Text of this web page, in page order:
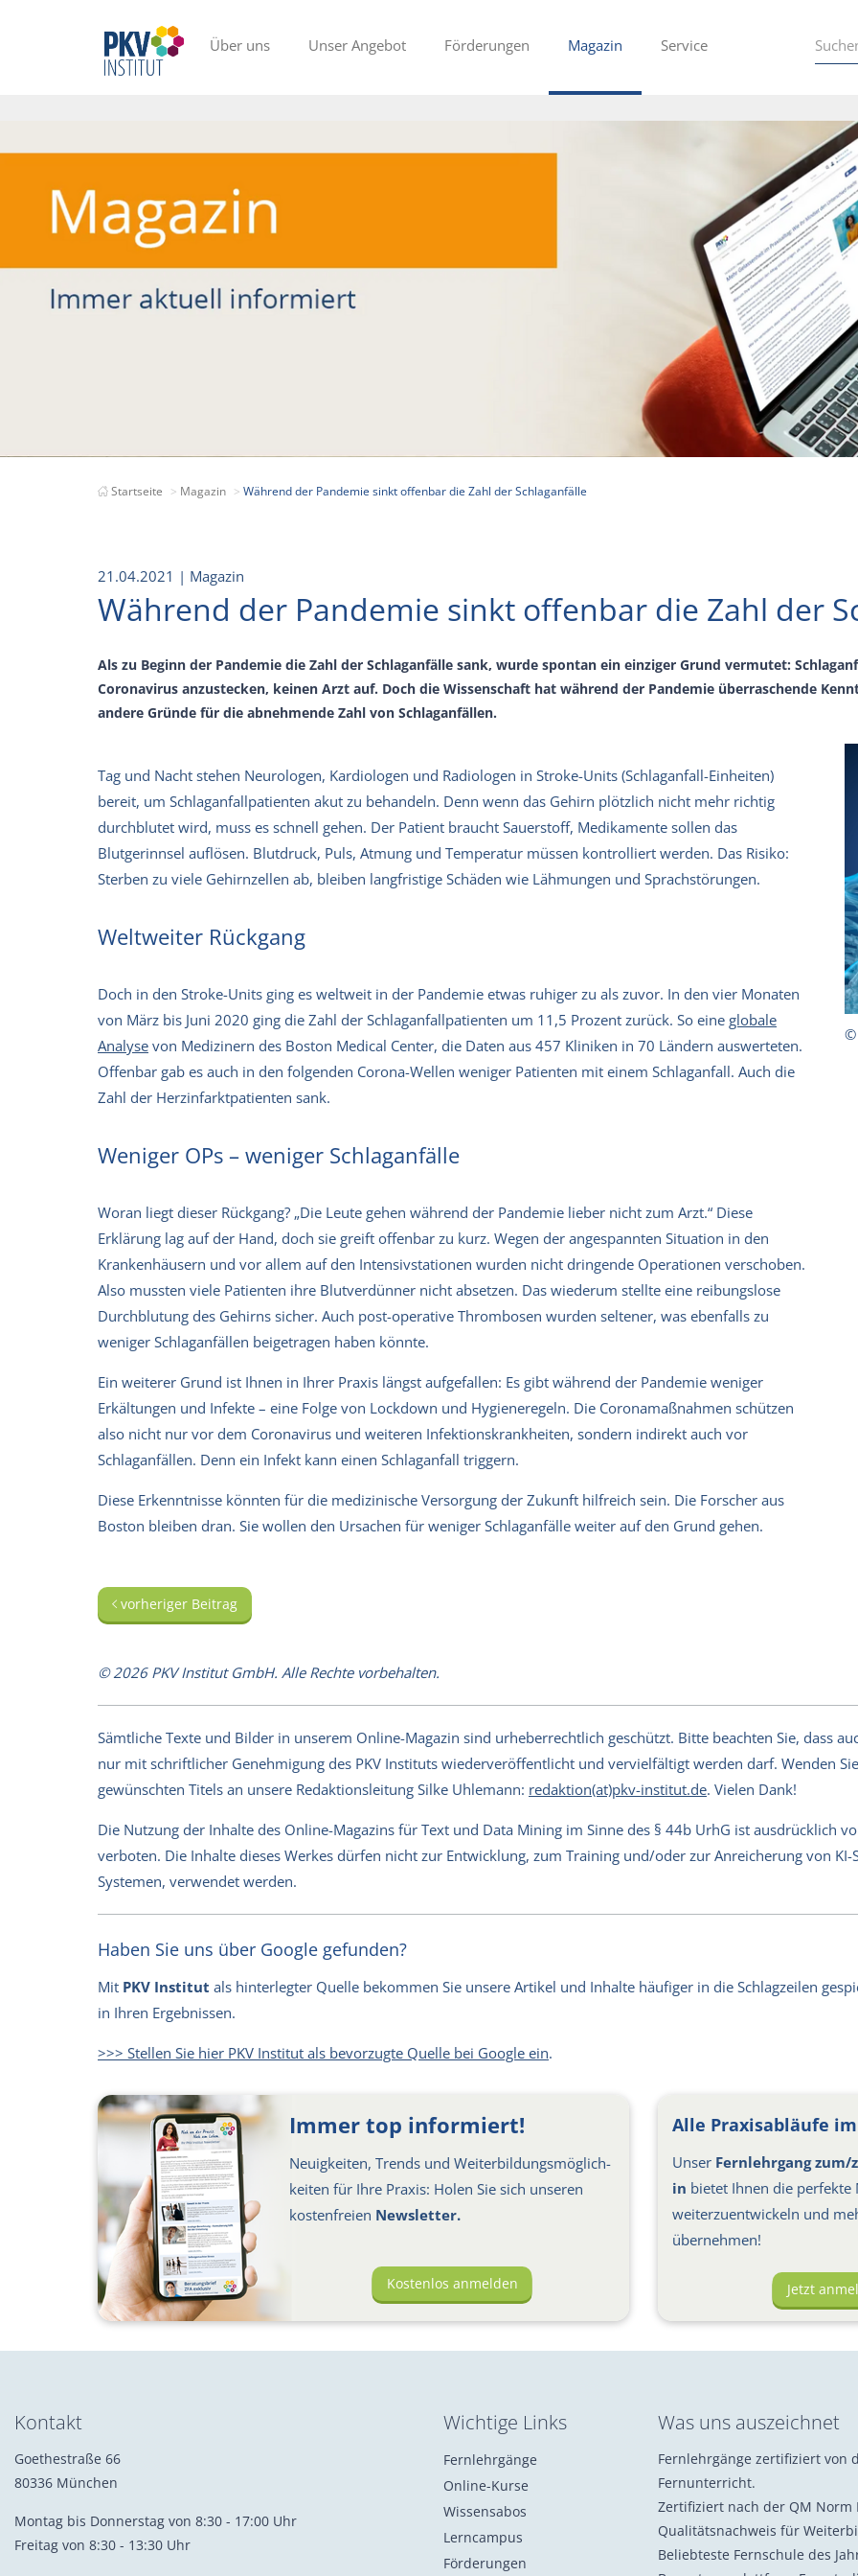
Über uns Unser Angebot Förderungen Magazin Service
Startseite Magazin Während der Pandemie sinkt offenbar die Zahl der Schlaganfälle
21.04.2021 | Magazin
Während der Pandemie sinkt offenbar die Zahl der
Als zu Beginn der Pandemie die Zahl der Schlaganfälle sank, wurde spontan ein einziger Grund vermutet:
Coronavirus anzustecken, keinen Arzt auf. Doch die Wissenschaft hat während der Pandemie überraschende
andere Gründe für die abnehmende Zahl von Schlaganfällen.
Tag und Nacht stehen Neurologen, Kardiologen und Radiologen in Stroke-Units (Schlaganfall-Einheiten)
bereit, um Schlaganfallpatienten akut zu behandeln. Denn wenn das Gehirn plötzlich nicht mehr richtig
durchblutet wird, muss es schnell gehen. Der Patient braucht Sauerstoff, Medikamente sollen das
Blutgerinnsel auflösen. Blutdruck, Puls, Atmung und Temperatur müssen kontrolliert werden. Das Risiko:
Sterben zu viele Gehirnzellen ab, bleiben langfristige Schäden wie Lähmungen und Sprachstörungen.
Weltweiter Rückgang
Doch in den Stroke-Units ging es weltweit in der Pandemie etwas ruhiger zu als zuvor. In den vier Monaten
von März bis Juni 2020 ging die Zahl der Schlaganfallpatienten um 11,5 Prozent zurück. So eine globale
Analyse von Medizinern des Boston Medical Center, die Daten aus 457 Kliniken in 70 Ländern auswerteten.
Offenbar gab es auch in den folgenden Corona-Wellen weniger Patienten mit einem Schlaganfall. Auch die
Zahl der Herzinfarktpatienten sank.
Weniger OPs – weniger Schlaganfälle
Woran liegt dieser Rückgang? „Die Leute gehen während der Pandemie lieber nicht zum Arzt.“ Diese
Erklärung lag auf der Hand, doch sie greift offenbar zu kurz. Wegen der angespannten Situation in den
Krankenhäusern und vor allem auf den Intensivstationen wurden nicht dringende Operationen verschoben.
Also mussten viele Patienten ihre Blutverdünner nicht absetzen. Das wiederum stellte eine reibungslose
Durchblutung des Gehirns sicher. Auch post-operative Thrombosen wurden seltener, was ebenfalls zu
weniger Schlaganfällen beigetragen haben könnte.
Ein weiterer Grund ist Ihnen in Ihrer Praxis längst aufgefallen: Es gibt während der Pandemie weniger
Erkältungen und Infekte – eine Folge von Lockdown und Hygieneregeln. Die Coronamaßnahmen schützen
also nicht nur vor dem Coronavirus und weiteren Infektionskrankheiten, sondern indirekt auch vor
Schlaganfällen. Denn ein Infekt kann einen Schlaganfall triggern.
Diese Erkenntnisse könnten für die medizinische Versorgung der Zukunft hilfreich sein. Die Forscher aus
Boston bleiben dran. Sie wollen den Ursachen für weniger Schlaganfälle weiter auf den Grund gehen.
©
vorheriger Beitrag
© 2026 PKV Institut GmbH. Alle Rechte vorbehalten.
Sämtliche Texte und Bilder in unserem Online-Magazin sind urheberrechtlich geschützt. Bitte beachten Sie, dass
nur mit schriftlicher Genehmigung des PKV Instituts wiederveröffentlicht und vervielfältigt werden darf. Wenden
gewünschten Titels an unsere Redaktionsleitung Silke Uhlemann: redaktion(at)pkv-institut.de. Vielen Dank!
Die Nutzung der Inhalte des Online-Magazins für Text und Data Mining im Sinne des § 44b UrhG ist ausdrücklich
verboten. Die Inhalte dieses Werkes dürfen nicht zur Entwicklung, zum Training und/oder zur Anreicherung von
Systemen, verwendet werden.
Haben Sie uns über Google gefunden?
Mit PKV Institut als hinterlegter Quelle bekommen Sie unsere Artikel und Inhalte häufiger in die Schlagzeilen
in Ihren Ergebnissen.
>>> Stellen Sie hier PKV Institut als bevorzugte Quelle bei Google ein.
Immer top informiert!
Neuigkeiten, Trends und Weiter­bil­dungs­möglich­
keiten für Ihre Praxis: Holen Sie sich unseren
kosten­freien Newsletter.
Kostenlos anmelden
Alle Praxisabläufe
Unser Fernlehrgang zum/
in bietet Ihnen die perfekte
weiterzuentwickeln und
übernehmen!
Jetzt
Kontakt
Goethestraße 66
80336 München
Montag bis Donnerstag von 8:30 - 17:00 Uhr
Freitag von 8:30 - 13:30 Uhr
Wichtige Links
Fernlehrgänge
Online-Kurse
Wissensabos
Lerncampus
Förderungen
Was uns auszeichnet
Fernlehrgänge zertifiziert von
Fernunterricht.
Zertifiziert nach der QM Norm
Qualitätsnachweis für
Beliebteste Fernschule des